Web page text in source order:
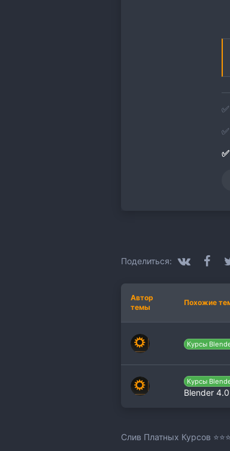
✅
✅
✅
Поделиться: VK
Автор
темы
Похожие
Курсы
Курсы
Blender 4.0
Слив Платных Курсов